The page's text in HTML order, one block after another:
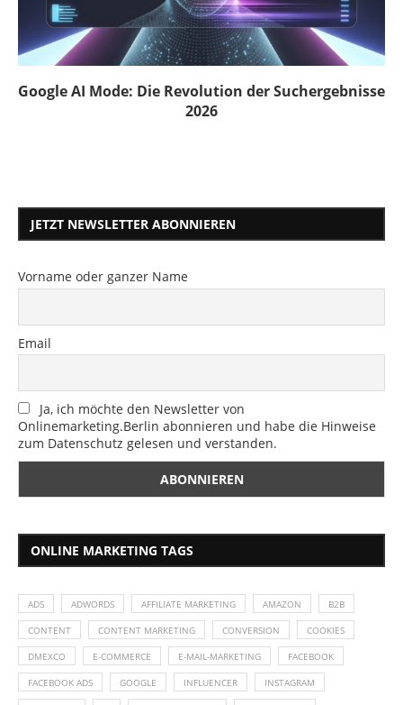
Google AI Mode: Die Revolution der Suchergebnisse
2026
JETZT NEWSLETTER ABONNIEREN
Vorname oder ganzer Name
Email
Ja, ich möchte den Newsletter von
Onlinemarketing.Berlin abonnieren und habe die Hinweise
zum Datenschutz gelesen und verstanden.
ONLINE MARKETING TAGS
ADS ADWORDS AFFILIATE MARKETING AMAZON B2B
CONTENT CONTENT MARKETING CONVERSION COOKIES
DMEXCO E-COMMERCE E-MAIL-MARKETING FACEBOOK
FACEBOOK ADS GOOGLE INFLUENCER INSTAGRAM